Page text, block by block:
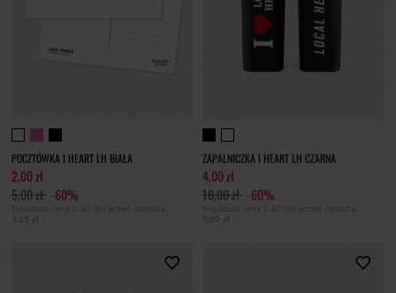
POCZTÓWKA I HEART LH BIAŁA
2,00 zł
5,00 zł -60%
Najniższa cena z 30 dni przed obniżką
3,25 zł
ZAPALNICZKA I HEART LH CZARNA
4,00 zł
10,00 zł -60%
Najniższa cena z 30 dni przed obniżką
5,00 zł